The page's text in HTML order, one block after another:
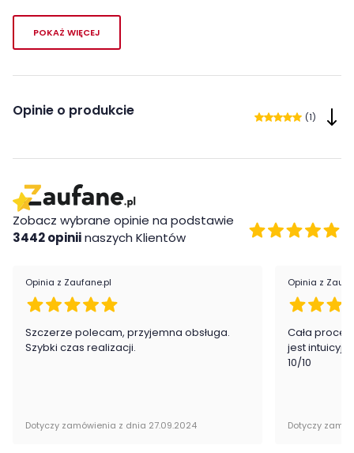
Wysokie, metalowe nogi
komponują się z dekorem, ale także ułatwiają utrzymanie
czystości pod meblem.
Cechy charakterystycze
stylowe wykończenie
POKAŻ WIĘCEJ
Opinie o produkcie (1)
Zobacz wybrane opinie na podstawie
3442 opiniinaszych Klientów
Opinia z Zaufane.pl
Szczerze polecam, przyjemna obsługa.
Szybki czas realizacji.
Dotyczy zamówienia z dnia 27.09.2024
Opinia z
Cała
jest
10/10
Dotyczy